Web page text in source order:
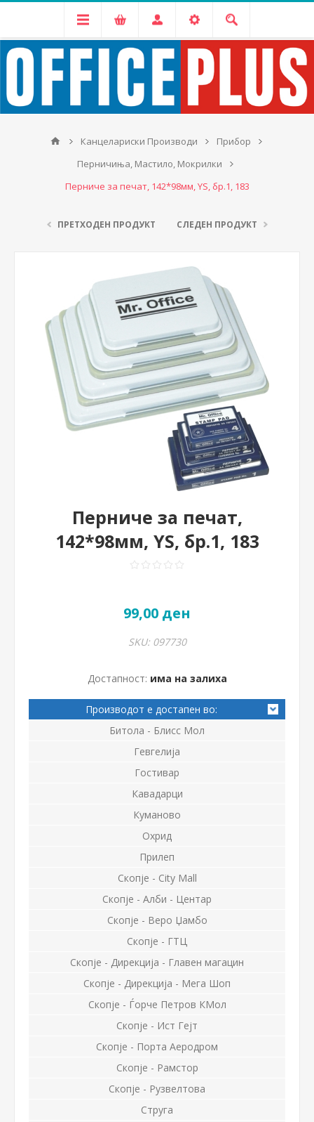
Канцелариски Производи
Прибор
Перничиња, Мастило, Мокрилки
Перниче за печат, 142*98мм, YS, бр.1, 183
ПРЕТХОДЕН ПРОДУКТ СЛЕДЕН ПРОДУКТ
Перниче за печат,
142*98мм, YS, бр.1, 183
99,00 ден
SKU: 097730
Достапност: има на залиха
Производот е достапен во:
Битола - Блисс Мол
Гевгелија
Гостивар
Кавадарци
Куманово
Охрид
Прилеп
Скопје - City Mall
Скопје - Алби - Центар
Скопје - Веро Џамбо
Скопје - ГТЦ
Скопје - Дирекција - Главен магацин
Скопје - Дирекција - Мега Шоп
Скопје - Ѓорче Петров КМол
Скопје - Ист Гејт
Скопје - Порта Аеродром
Скопје - Рамстор
Скопје - Рузвелтова
Струга